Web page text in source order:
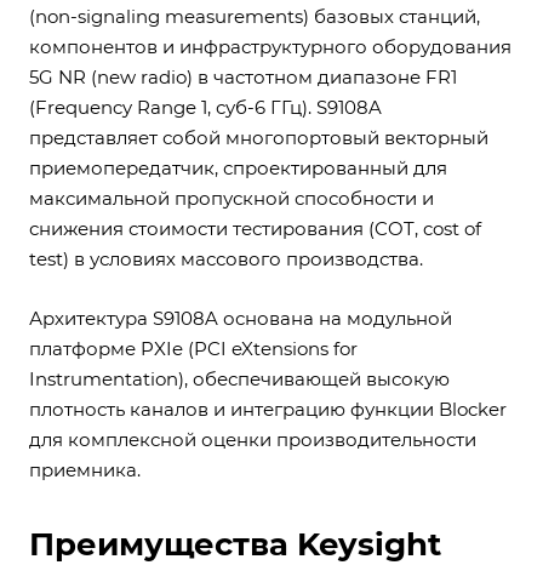
(non-signaling measurements) базовых станций,
компонентов и инфраструктурного оборудования
5G NR (new radio) в частотном диапазоне FR1
(Frequency Range 1, суб-6 ГГц). S9108A
представляет собой многопортовый векторный
приемопередатчик, спроектированный для
максимальной пропускной способности и
снижения стоимости тестирования (COT, cost of
test) в условиях массового производства.
Архитектура S9108A основана на модульной
платформе PXIe (PCI eXtensions for
Instrumentation), обеспечивающей высокую
плотность каналов и интеграцию функции Blocker
для комплексной оценки производительности
приемника.
Преимущества Keysight